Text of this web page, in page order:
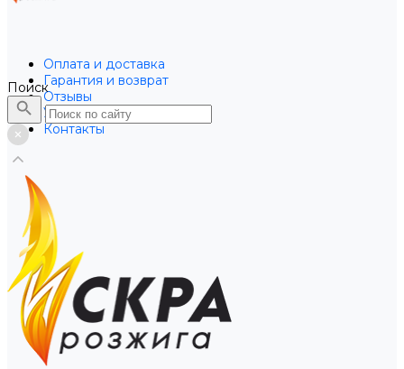
Оплата и доставка
Гарантия и возврат
Отзывы
Услуги
Контакты
Поиск